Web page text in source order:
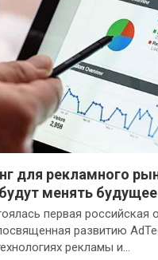
для рекламного
менять будущее
первая российская
развитию
рекламы и…